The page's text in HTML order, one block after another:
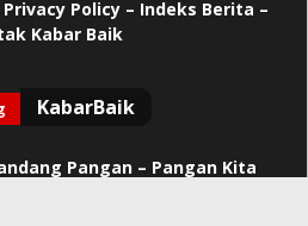
Privacy Policy– Indeks Berita –
Kabar Baik
Pangan – Pangan Kita